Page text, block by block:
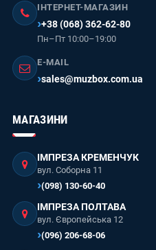
ІНТЕРНЕТ-МАГАЗИН
+38 (068) 362-62-80
Пн–Пт 10:00–19:00
E-MAIL
sales@muzbox.com.ua
МАГАЗИНИ
ІМПРЕЗА КРЕМЕНЧУК
вул. Соборна 11
(098) 130-60-40
ІМПРЕЗА ПОЛТАВА
вул. Європейська 12
(096) 206-68-06